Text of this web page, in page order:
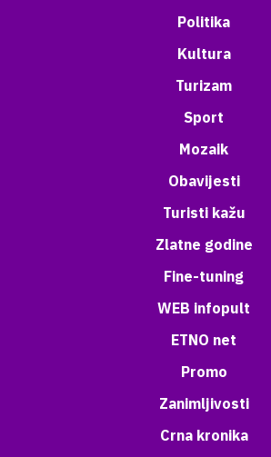
Politika
Kultura
Turizam
Sport
Mozaik
Obavijesti
Turisti kažu
Zlatne godine
Fine-tuning
WEB infopult
ETNO net
Promo
Zanimljivosti
Crna kronika